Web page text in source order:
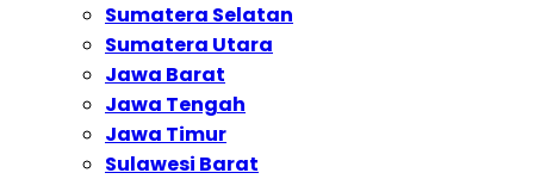
Sumatera Selatan
Sumatera Utara
Jawa Barat
Jawa Tengah
Jawa Timur
Sulawesi Barat